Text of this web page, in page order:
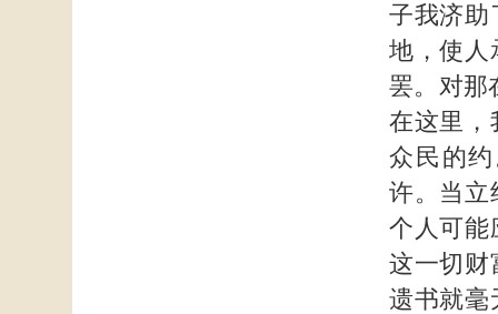
子我济助
地，使人
罢。对那
在这里，
众民的
许。当立
个人可能
这一切财
遗书就毫